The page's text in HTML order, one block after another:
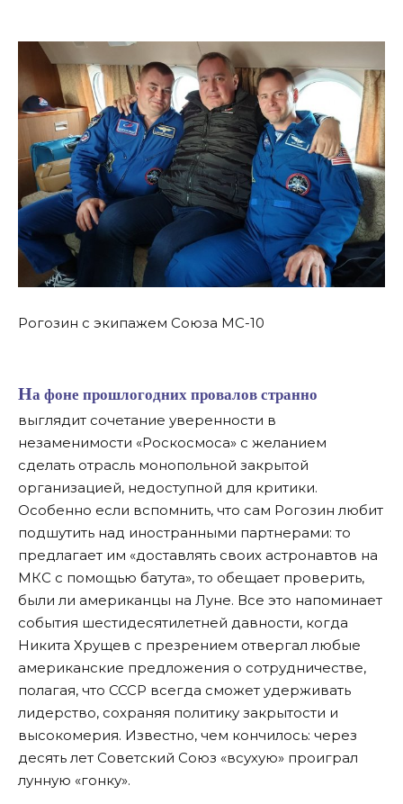
Рогозин с экипажем Союза МС-10
На фоне прошлогодних провалов странно
выглядит сочетание уверенности в
незаменимости «Роскосмоса» с желанием
сделать отрасль монопольной закрытой
организацией, недоступной для критики.
Особенно если вспомнить, что сам Рогозин любит
подшутить над иностранными партнерами: то
предлагает им «доставлять своих астронавтов на
МКС с помощью батута», то обещает проверить,
были ли американцы на Луне. Все это напоминает
события шестидесятилетней давности, когда
Никита Хрущев с презрением отвергал любые
американские предложения о сотрудничестве,
полагая, что СССР всегда сможет удерживать
лидерство, сохраняя политику закрытости и
высокомерия. Известно, чем кончилось: через
десять лет Советский Союз «всухую» проиграл
лунную «гонку».